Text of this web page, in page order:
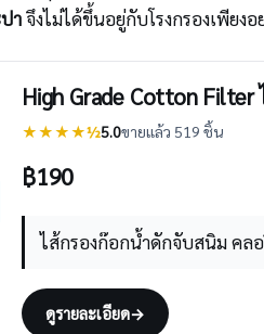
าจึงไม่ได้ขึ้นอยู่กับโรงกรองเพีย
High Grade Cotton
★★★★½5.0ขายแล้ว 519 ชิ้น
฿190
ไส้กรองก๊อกน้ำดักจับสนิม คล
ดูรายละเอียด→